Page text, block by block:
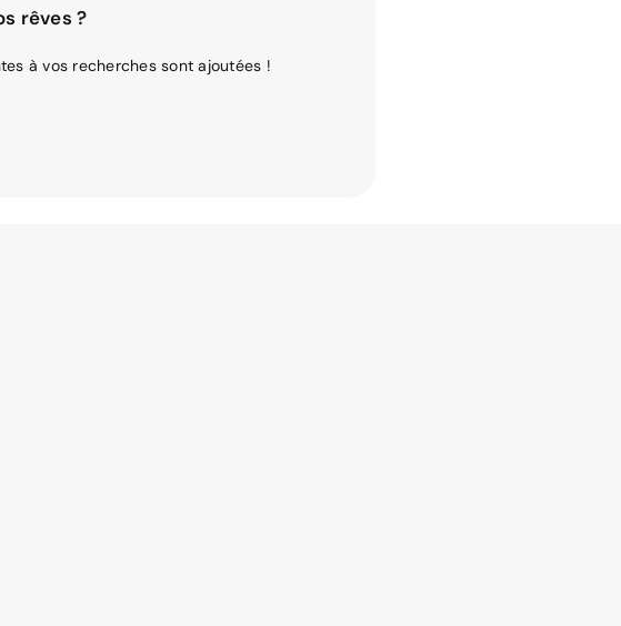
rêves ?
à vos recherches sont ajoutées !